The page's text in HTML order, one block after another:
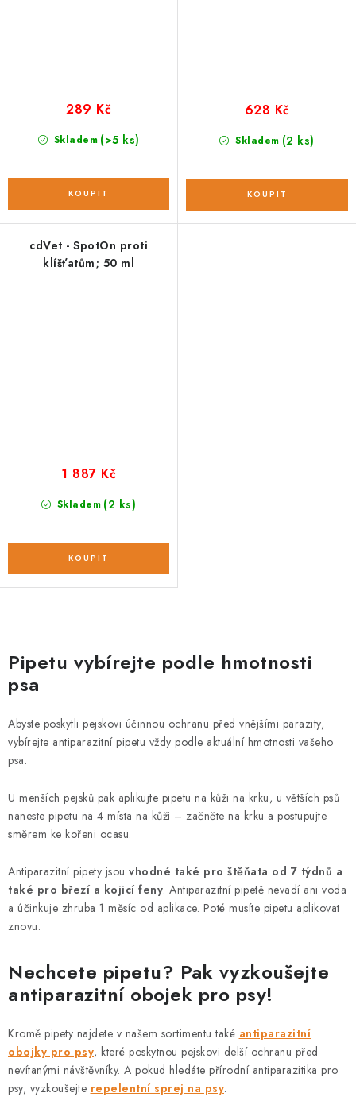
Skladem (>5 ks)
289 Kč
Skladem (2 ks)
628 Kč
cdVet - SpotOn proti
klíšťatům; 50 ml
Skladem (2 ks)
1 887 Kč
v
l
á
d
a
c
p
r
v
k
y
v
ý
i
s
u
Pipetu vybírejte podle hmotnosti
psa
Abyste poskytli pejskovi účinnou ochranu před vnějšími parazity,
vybírejte antiparazitní pipetu vždy podle aktuální hmotnosti vašeho
psa.
U menších pejsků pak aplikujte pipetu na kůži na krku, u větších psů
naneste pipetu na 4 místa na kůži – začněte na krku a postupujte
směrem ke kořeni ocasu.
Antiparazitní pipety jsou vhodné také pro štěňata od 7 týdnů a
také pro březí a kojicí feny. Antiparazitní pipetě nevadí ani voda
a účinkuje zhruba 1 měsíc od aplikace. Poté musíte pipetu aplikovat
znovu.
Nechcete pipetu? Pak vyzkoušejte
antiparazitní obojek pro psy!
Kromě pipety najdete v našem sortimentu také antiparazitní
obojky pro psy, které poskytnou pejskovi delší ochranu před
nevítanými návštěvníky. A pokud hledáte přírodní antiparazitika pro
psy, vyzkoušejte repelentní sprej na psy.